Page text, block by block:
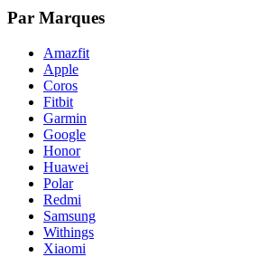
Par Marques
Amazfit
Apple
Coros
Fitbit
Garmin
Google
Honor
Huawei
Polar
Redmi
Samsung
Withings
Xiaomi